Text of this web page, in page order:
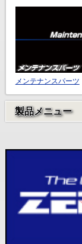
製品メニュー
メンテナンスパーツ